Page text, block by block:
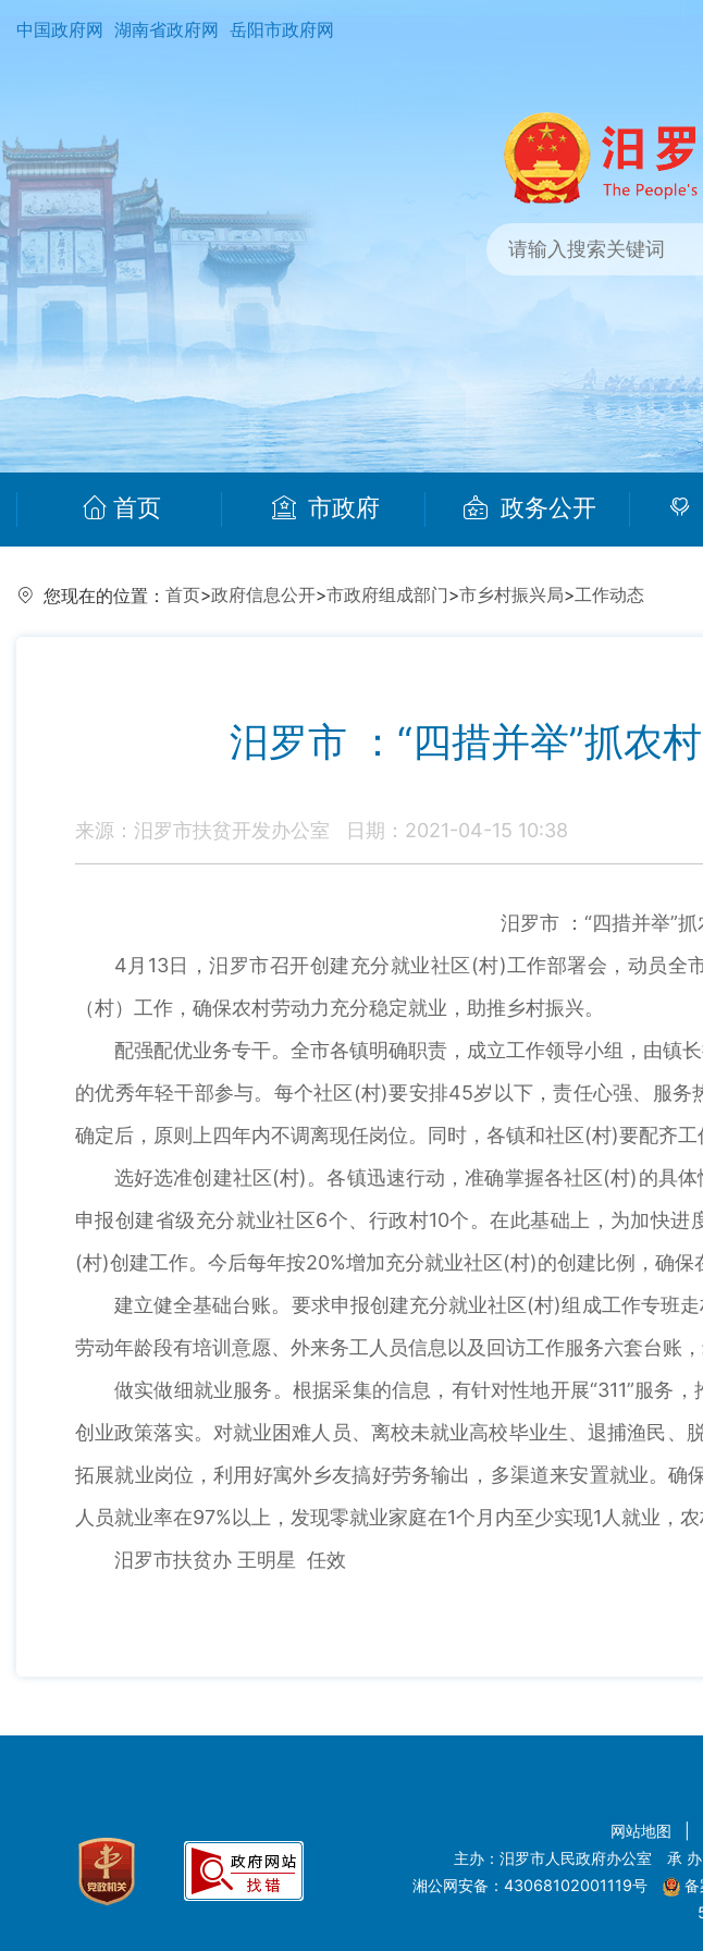
中国政府网 湖南省政府网 岳阳市政府网
首页 市政府 政务公开
您现在的位置： 首页>政府信息公开>市政府组成部门>市乡村振兴局>工作动态
汨罗市 ：“四措并举”抓农
来源：汨罗市扶贫开发办公室 日期：2021-04-15 10:38
汨罗市 ：“四措并举”
4月13日，汨罗市召开创建充分就业社区(村)工作部署会，动员
（村）工作，确保农村劳动力充分稳定就业，助推乡村振兴。
配强配优业务专干。全市各镇明确职责，成立工作领导小组，由镇
的优秀年轻干部参与。每个社区(村)要安排45岁以下，责任心强、服
确定后，原则上四年内不调离现任岗位。同时，各镇和社区(村)要配齐
选好选准创建社区(村)。各镇迅速行动，准确掌握各社区(村)的具
申报创建省级充分就业社区6个、行政村10个。在此基础上，为加快
(村)创建工作。今后每年按20%增加充分就业社区(村)的创建比例，确
建立健全基础台账。要求申报创建充分就业社区(村)组成工作专班
劳动年龄段有培训意愿、外来务工人员信息以及回访工作服务六套台账
做实做细就业服务。根据采集的信息，有针对性地开展“311”服务
创业政策落实。对就业困难人员、离校未就业高校毕业生、退捕渔民、
拓展就业岗位，利用好寓外乡友搞好劳务输出，多渠道来安置就业。
人员就业率在97%以上，发现零就业家庭在1个月内至少实现1人就业，
汨罗市扶贫办 王明星 任效
网站地图
主办：汨罗市人民政府办公室 承
湘公网安备：43068102001119号
备